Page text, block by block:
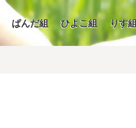
ぱんだ組 ひよこ組 りす組